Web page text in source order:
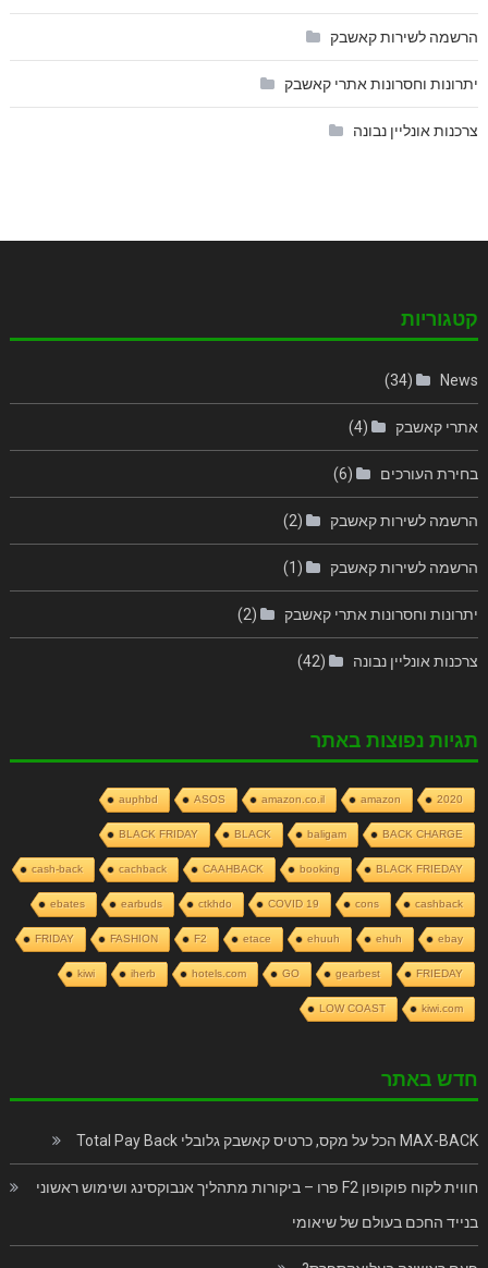
הרשמה לשירות קאשבק
יתרונות וחסרונות אתרי קאשבק
צרכנות אונליין נבונה
קטגוריות
News
(34)
אתרי קאשבק (4)
בחירת העורכים (6)
הרשמה לשירות קאשבק (2)
הרשמה לשירות קאשבק (1)
יתרונות וחסרונות אתרי קאשבק (2)
צרכנות אונליין נבונה (42)
תגיות נפוצות באתר
2020
amazon
amazon.co.il
ASOS
auphbd
BACK CHARGE
baligam
BLACK
BLACK FRIDAY
BLACK FRIEDAY
booking
CAAHBACK
cachback
cash-back
cashback
cons
COVID 19
ctkhdo
earbuds
ebates
ebay
ehuh
ehuuh
etace
F2
FASHION
FRIDAY
FRIEDAY
gearbest
GO
hotels.com
iherb
kiwi
kiwi.com
LOW COAST
חדש באתר
MAX-BACK הכל על מקס, כרטיס קאשבק גלובלי Total Pay Back
חווית לקוח פוקופון F2 פרו – ביקורות מתהליך אנבוקסינג ושימוש ראשוני
בנייד החכם בעולם של שיאומי